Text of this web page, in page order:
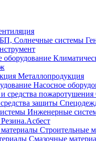
Металлопродукция
Насосное
Инженерные
Резина.Асбест
Строительные
Смазочные